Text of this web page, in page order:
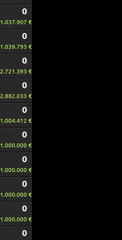
0
1.037.907 €
0
1.039.793 €
0
2.721.393 €
0
2.882.033 €
0
1.004.412 €
0
1.000.000 €
0
1.000.000 €
0
1.000.000 €
0
1.000.000 €
0